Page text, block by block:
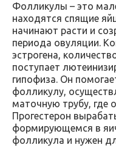
Фолликулы – это
находятся спящие
начинают расти и
периода овуляции.
эстрогена,
поступает
гипофиза. Он
фолликулу,
маточную трубу, где
Прогестерон
формирующемся в
фолликула и нужен